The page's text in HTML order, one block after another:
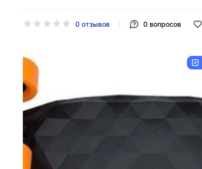
0 отзывов 0 вопросов